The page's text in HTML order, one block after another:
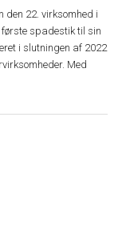
den 22. virksomhed i
spadestik til sin
i slutningen af 2022
Med